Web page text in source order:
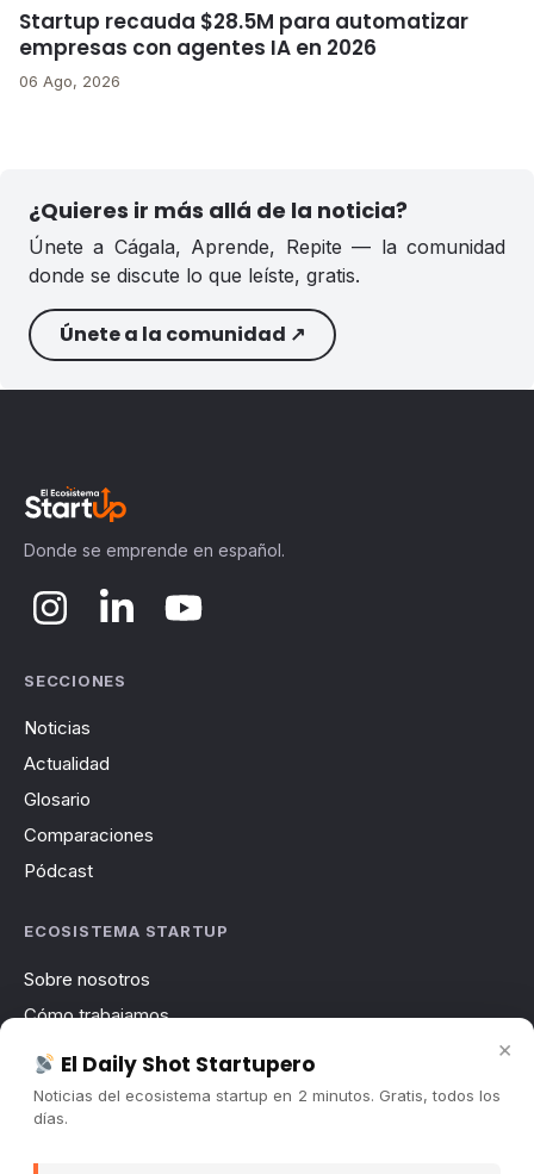
Startup recauda $28.5M para automatizar
empresas con agentes IA en 2026
06 Ago, 2026
¿Quieres ir más allá de la noticia?
Únete a Cágala, Aprende, Repite — la comunidad
donde se discute lo que leíste, gratis.
Únete a la comunidad ↗
Donde se emprende en español.
SECCIONES
Noticias
Actualidad
Glosario
Comparaciones
Pódcast
ECOSISTEMA STARTUP
Sobre nosotros
Cómo trabajamos
Newsletter
Contacto
Publicidad
Convocatorias
×
El Daily Shot Startupero
Noticias del ecosistema startup en 2 minutos. Gratis, todos los
días.